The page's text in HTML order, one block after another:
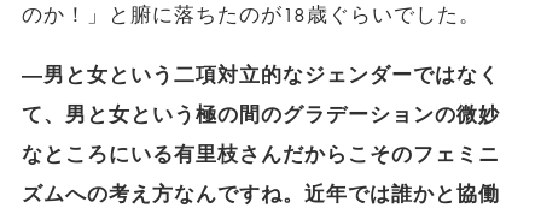
のか！」と腑に落ちたのが18歳ぐらいでした。
―男と女という二項対立的なジェンダーではなく
て、男と女という極の間のグラデーションの微妙
なところにいる有里枝さんだからこそのフェミニ
ズムへの考え方なんですね。近年では誰かと協働